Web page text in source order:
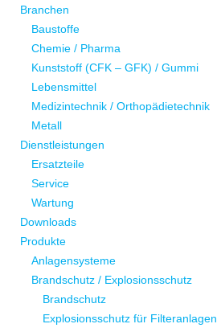
Branchen
Baustoffe
Chemie / Pharma
Kunststoff (CFK – GFK) / Gummi
Lebensmittel
Medizintechnik / Orthopädietechnik
Metall
Dienstleistungen
Ersatzteile
Service
Wartung
Downloads
Produkte
Anlagensysteme
Brandschutz / Explosionsschutz
Brandschutz
Explosionsschutz für Filteranlagen